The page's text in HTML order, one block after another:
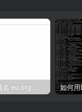
永久免费的顶级域名 eu.org 申请教程